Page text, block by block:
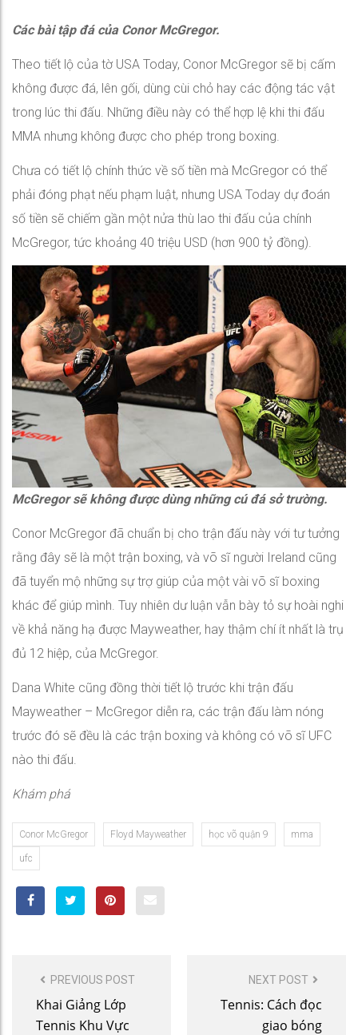
Các bài tập đá của Conor McGregor.
Theo tiết lộ của tờ USA Today, Conor McGregor sẽ bị cấm
không được đá, lên gối, dùng cùi chỏ hay các động tác vật
trong lúc thi đấu. Những điều này có thể hợp lệ khi thi đấu
MMA nhưng không được cho phép trong boxing.
Chưa có tiết lộ chính thức về số tiền mà McGregor có thể
phải đóng phạt nếu phạm luật, nhưng USA Today dự đoán
số tiền sẽ chiếm gần một nửa thù lao thi đấu của chính
McGregor, tức khoảng 40 triệu USD (hơn 900 tỷ đồng).
McGregor sẽ không được dùng những cú đá sở trường.
Conor McGregor đã chuẩn bị cho trận đấu này với tư tưởng
rằng đây sẽ là một trận boxing, và võ sĩ người Ireland cũng
đã tuyển mộ những sự trợ giúp của một vài võ sĩ boxing
khác để giúp mình. Tuy nhiên dư luận vẫn bày tỏ sự hoài nghi
về khả năng hạ được Mayweather, hay thậm chí ít nhất là trụ
đủ 12 hiệp, của McGregor.
Dana White cũng đồng thời tiết lộ trước khi trận đấu
Mayweather – McGregor diễn ra, các trận đấu làm nóng
trước đó sẽ đều là các trận boxing và không có võ sĩ UFC
nào thi đấu.
Khám phá
Conor McGregor Floyd Mayweather học võ quận 9 mma
ufc
NAVIGATION
PREVIOUS POST
Khai Giảng Lớp
Tennis Khu Vực
NEXT POST
Tennis: Cách đọc
giao bóng